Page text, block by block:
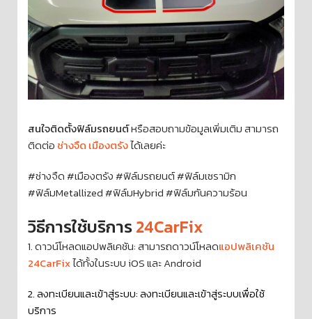
สนใจติดตั้งฟิล์มรถยนต์หรือสอบถามข้อมูลเพิ่มเติม สามารถ
ติดต่อ ช่างจืด เมืองตรังได้เลยค่ะ
#ช่างจืด #เมืองตรัง #ฟิล์มรถยนต์ #ฟิล์มเซรามิก
#ฟิล์มMetallized #ฟิล์มHybrid #ฟิล์มกันความร้อน
วิธีการใช้บริการ24CarFix
1. ดาวน์โหลดแอปพลิเคชัน: สามารถดาวน์โหลดแอปพลิเคชัน
24CarFixได้ทั้งในระบบ iOS และ Android
2. ลงทะเบียนและเข้าสู่ระบบ: ลงทะเบียนและเข้าสู่ระบบเพื่อใช้
บริการ